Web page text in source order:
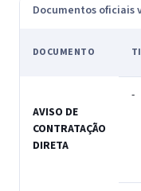
Documentos oficiais
DOCUMENTO
AVISO DE
CONTRATAÇÃO
DIRETA
-